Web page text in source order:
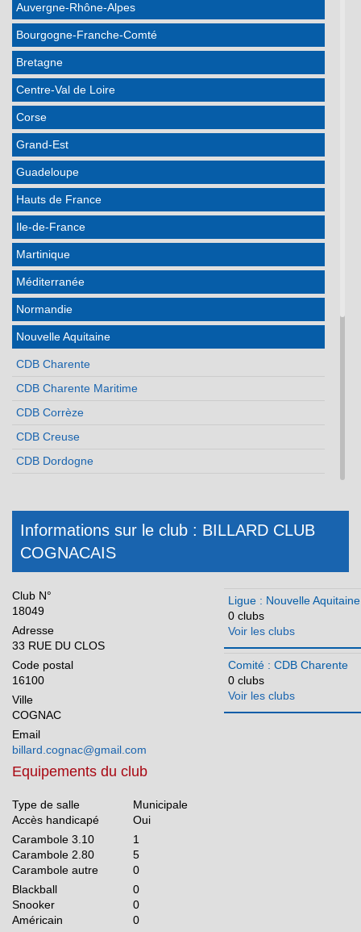
Auvergne-Rhône-Alpes
Bourgogne-Franche-Comté
Bretagne
Centre-Val de Loire
Corse
Grand-Est
Guadeloupe
Hauts de France
Ile-de-France
Martinique
Méditerranée
Normandie
Nouvelle Aquitaine
CDB Charente
CDB Charente Maritime
CDB Corrèze
CDB Creuse
CDB Dordogne
CDB Landes
CDB Lot et Garonne
CDB Pyrénées Atlantiques
CDB Vienne
CDB Haute Vienne
Pays de la Loire
Réunion
Informations sur le club : BILLARD CLUB
COGNACAIS
Club N°
18049
Adresse
33 RUE DU CLOS
Code postal
16100
Ville
COGNAC
Email
billard.cognac@gmail.com
Ligue : Nouvelle Aquitaine
0 clubs
Voir les clubs
Comité : CDB Charente
0 clubs
Voir les clubs
Equipements du club
Type de salle
Municipale
Accès handicapé
Oui
Carambole 3.10
1
Carambole 2.80
5
Carambole autre
0
Blackball
0
Snooker
0
Américain
0